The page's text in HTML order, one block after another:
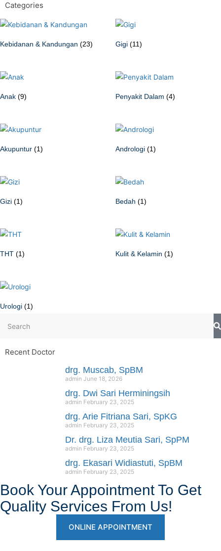
Categories
Kebidanan & Kandungan (23) Gigi (11)
Anak (9) Penyakit Dalam (4)
Akupuntur (1) Andrologi (1)
Gizi (1) Bedah (1)
THT (1) Kulit & Kelamin (1)
Urologi (1)
Recent Doctor
drg. Muscab, SpBM
admin June 18, 2026
drg. Dwi Sari Herminingsih
admin February 23, 2025
drg. Arie Fitriana Sari, SpKG
admin February 23, 2025
Dr. drg. Liza Meutia Sari, SpPM
admin February 23, 2025
drg. Ekasari Widiastuti, SpBM
admin February 23, 2025
Book Your Appointment To Get
Quality Services From Us!
ONLINE APPOINTMENT